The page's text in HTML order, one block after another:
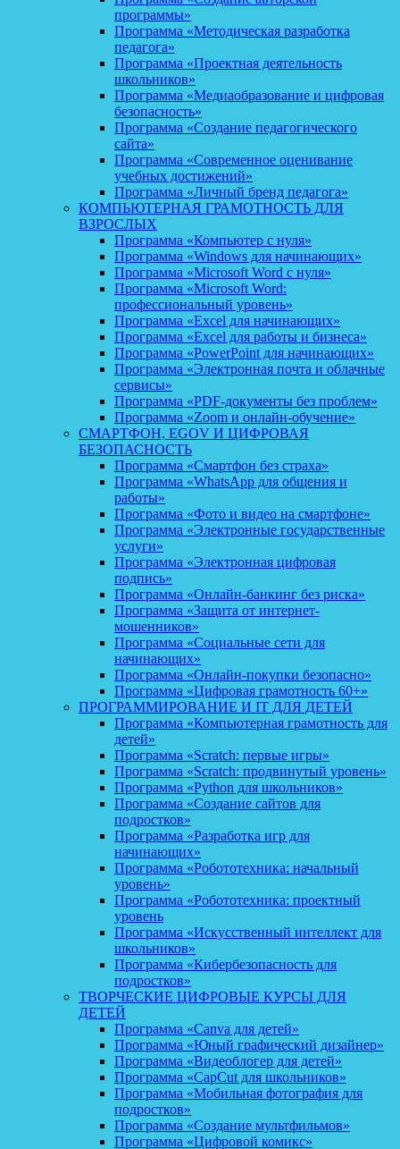
программы»
Программа «Методическая разработка
педагога»
Программа «Проектная деятельность
школьников»
Программа «Медиаобразование и цифровая
безопасность»
Программа «Создание педагогического
сайта»
Программа «Современное оценивание
учебных достижений»
Программа «Личный бренд педагога»
КОМПЬЮТЕРНАЯ ГРАМОТНОСТЬ ДЛЯ
ВЗРОСЛЫХ
Программа «Компьютер с нуля»
Программа «Windows для начинающих»
Программа «Microsoft Word с нуля»
Программа «Microsoft Word:
профессиональный уровень»
Программа «Excel для начинающих»
Программа «Excel для работы и бизнеса»
Программа «PowerPoint для начинающих»
Программа «Электронная почта и облачные
сервисы»
Программа «PDF-документы без проблем»
Программа «Zoom и онлайн-обучение»
СМАРТФОН, EGOV И ЦИФРОВАЯ
БЕЗОПАСНОСТЬ
Программа «Смартфон без страха»
Программа «WhatsApp для общения и
работы»
Программа «Фото и видео на смартфоне»
Программа «Электронные государственные
услуги»
Программа «Электронная цифровая
подпись»
Программа «Онлайн-банкинг без риска»
Программа «Защита от интернет-
мошенников»
Программа «Социальные сети для
начинающих»
Программа «Онлайн-покупки безопасно»
Программа «Цифровая грамотность 60+»
ПРОГРАММИРОВАНИЕ И IT ДЛЯ ДЕТЕЙ
Программа «Компьютерная грамотность для
детей»
Программа «Scratch: первые игры»
Программа «Scratch: продвинутый уровень»
Программа «Python для школьников»
Программа «Создание сайтов для
подростков»
Программа «Разработка игр для
начинающих»
Программа «Робототехника: начальный
уровень»
Программа «Робототехника: проектный
уровень
Программа «Искусственный интеллект для
школьников»
Программа «Кибербезопасность для
подростков»
ТВОРЧЕСКИЕ ЦИФРОВЫЕ КУРСЫ ДЛЯ
ДЕТЕЙ
Программа «Canva для детей»
Программа «Юный графический дизайнер»
Программа «Видеоблогер для детей»
Программа «CapCut для школьников»
Программа «Мобильная фотография для
подростков»
Программа «Создание мультфильмов»
Программа «Цифровой комикс»